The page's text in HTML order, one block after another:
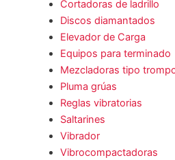
Cortadoras de ladrillo
Discos diamantados
Elevador de Carga
Equipos para terminado
Mezcladoras tipo
Pluma grúas
Reglas vibratorias
Saltarines
Vibrador
Vibrocompactadoras